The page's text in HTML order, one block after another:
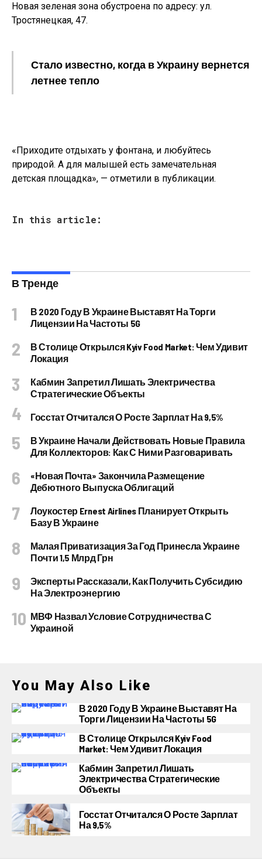
Новая зеленая зона обустроена по адресу: ул.
Тростянецкая, 47.
Стало известно, когда в Украину вернется
летнее тепло
«Приходите отдыхать у фонтана, и любуйтесь
природой. А для малышей есть замечательная
детская площадка», — отметили в публикации.
In this article:
В Тренде
В 2020 Году В Украине Выставят На Торги
Лицензии На Частоты 5G
В Столице Открылся Kyiv Food Market: Чем Удивит
Локация
Кабмин Запретил Лишать Электричества
Стратегические Объекты
Госстат Отчитался О Росте Зарплат На 9,5%
В Украине Начали Действовать Новые Правила
Для Коллекторов: Как С Ними Разговаривать
«Новая Почта» Закончила Размещение
Дебютного Выпуска Облигаций
Лоукостер Ernest Airlines Планирует Открыть
Базу В Украине
Малая Приватизация За Год Принесла Украине
Почти 1,5 Млрд Грн
Эксперты Рассказали, Как Получить Субсидию
На Электроэнергию
МВФ Назвал Условие Сотрудничества С
Украиной
You May Also Like
В 2020 Году В Украине Выставят На
Торги Лицензии На Частоты 5G
В Столице Открылся Kyiv Food
Market: Чем Удивит Локация
Кабмин Запретил Лишать
Электричества Стратегические
Объекты
Госстат Отчитался О Росте Зарплат
На 9,5%